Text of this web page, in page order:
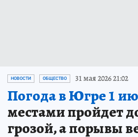
НОВОСТИ ОБЩЕСТВО 31 мая 2026 21:02
Погода в Югре 1
местами пройдет
грозой, а порывы